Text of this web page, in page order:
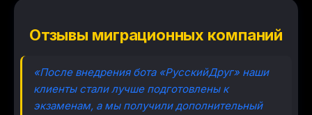
Отзывы миграционных компаний
«После внедрения бота «РусскийДруг» наши
клиенты стали лучше подготовлены к
экзаменам, а мы получили дополнительный